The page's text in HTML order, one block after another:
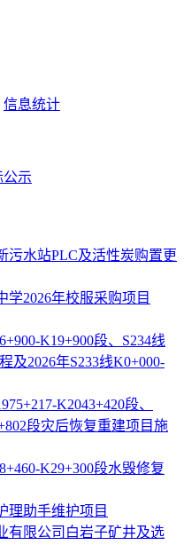
信息统计
公示
污水站PLC及活性炭购置更
学2026年校服采购项目
K19+900段、S234线
及2026年S233线K0+000-
K2043+420段、
段灾后恢复重建项目施
K29+300段水毁修复
理助手维护项目
有限公司白岩子矿井及选